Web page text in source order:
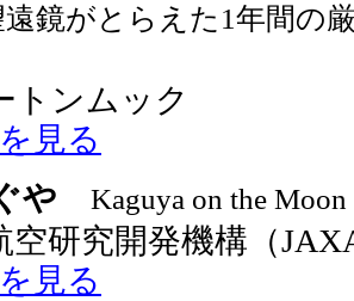
鏡がとらえた1年間の
トンムック
見る
や Kaguya on the Moon
空研究開発機構（
見る